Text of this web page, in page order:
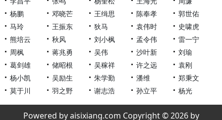
杨鹏
邓晓芒 王缉思 陈奉孝
郭世佑
马玲
王振东 狄马 袁伟时
史啸虎
熊培云
秋风 刘小枫 孟令伟
雷一宁
周枫
蒋兆勇 吴伟 沙叶新
刘瑜
葛剑雄
储昭根 吴稼祥 许之远
袁刚
杨小凯
吴励生 朱学勤 潘维
郑秉文
莫于川
羽之野 谢志浩 孙立平 杨光
Powered by aisixiang.com Copyright © 2026 by